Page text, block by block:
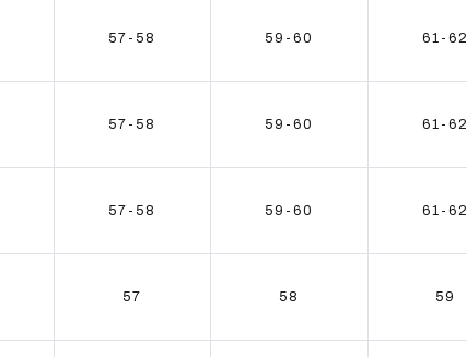
57-58 59-60 61-62
57-58 59-60 61-62
57-58 59-60 61-62
57 58 59